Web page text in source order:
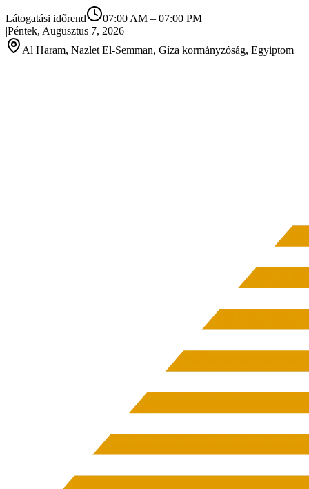
Látogatási időrend 07:00 AM – 07:00 PM
|Péntek, Augusztus 7, 2026
Al Haram, Nazlet El-Semman, Gíza kormányzóság, Egyiptom